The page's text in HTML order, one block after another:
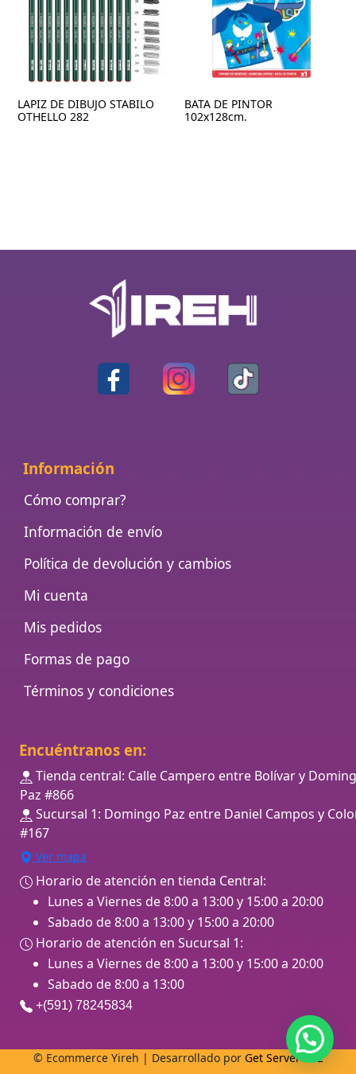
LAPIZ DE DIBUJO STABILO
OTHELLO 282
BATA DE PINTOR
102x128cm.
Información
Cómo comprar?
Información de envío
Política de devolución y cambios
Mi cuenta
Mis pedidos
Formas de pago
Términos y condiciones
Encuéntranos en:
Tienda central: Calle Campero entre Bolívar y
Paz #866
Sucursal 1: Domingo Paz entre Daniel Campos y
#167
Ver mapa
Horario de atención en tienda Central:
Lunes a Viernes de 8:00 a 13:00 y 15:00 a 20:00
Sabado de 8:00 a 13:00 y 15:00 a 20:00
Horario de atención en Sucursal 1:
Lunes a Viernes de 8:00 a 13:00 y 15:00 a 20:00
Sabado de 8:00 a 13:00
+(591) 78245834
© Ecommerce Yireh | Desarrollado por Get Server SRL